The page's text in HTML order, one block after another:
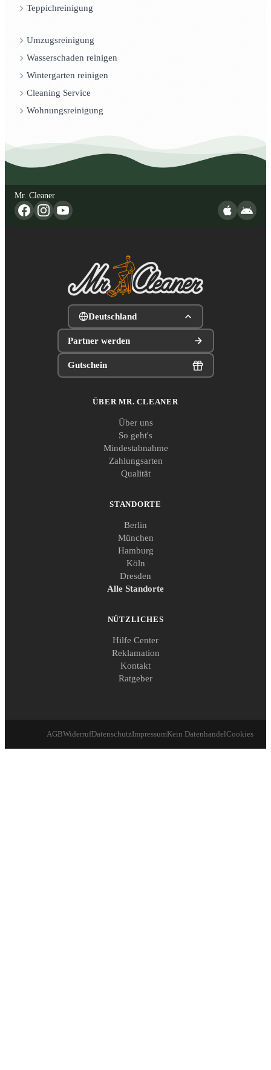
Teppichreinigung
Umzugsreinigung
Wasserschaden reinigen
Wintergarten reinigen
Cleaning Service
Wohnungsreinigung
Mr. Cleaner
Deutschland
Partner werden
Gutschein
ÜBER MR. CLEANER
Über uns
So geht's
Mindestabnahme
Zahlungsarten
Qualität
STANDORTE
Berlin
München
Hamburg
Köln
Dresden
Alle Standorte
NÜTZLICHES
Hilfe Center
Reklamation
Kontakt
Ratgeber
AGBWiderrufDatenschutzImpressumKein DatenhandelCookies